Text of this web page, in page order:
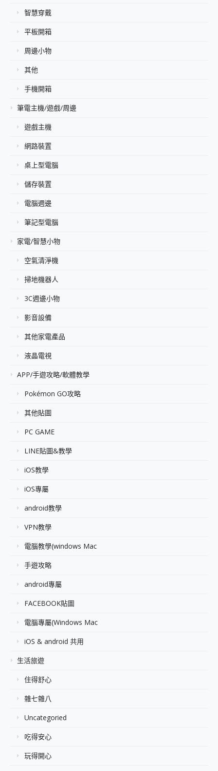
智慧穿戴
平板開箱
周邊小物
其他
手機開箱
筆電主機/遊戲/周邊
遊戲主機
網路裝置
桌上型電腦
儲存裝置
電腦週邊
筆記型電腦
家電/智慧小物
空氣清淨機
掃地機器人
3C週邊小物
影音設備
其他家電產品
液晶電視
APP/手遊攻略/軟體教學
Pokémon GO攻略
其他貼圖
PC GAME
LINE貼圖&教學
iOS教學
iOS專屬
android教學
VPN教學
電腦教學(windows Mac
手遊攻略
android專屬
FACEBOOK貼圖
電腦專屬(Windows Mac
iOS & android 共用
生活旅遊
住得舒心
雜七雜八
Uncategoried
吃得安心
玩得開心